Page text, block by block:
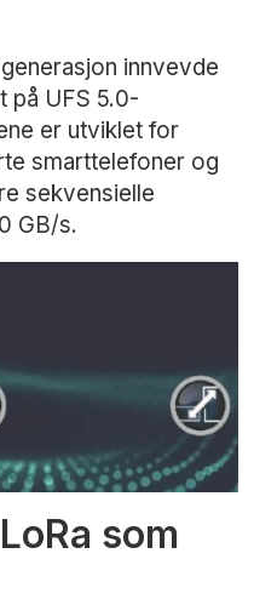
innvevde
på UFS 5.0-
er utviklet for
smarttelefoner og
sekvensielle
GB/s.
som